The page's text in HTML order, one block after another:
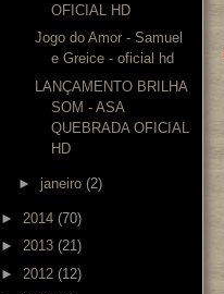
OFICIAL HD
Jogo do Amor - Samuel
e Greice - oficial hd
LANÇAMENTO BRILHA
SOM - ASA
QUEBRADA OFICIAL
HD
► janeiro (2)
► 2014 (70)
► 2013 (21)
► 2012 (12)